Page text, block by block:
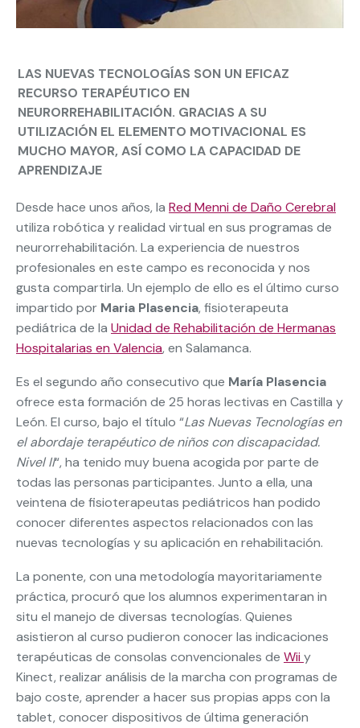
LAS NUEVAS TECNOLOGÍAS SON UN EFICAZ
RECURSO TERAPÉUTICO EN
NEURORREHABILITACIÓN. GRACIAS A SU
UTILIZACIÓN EL ELEMENTO MOTIVACIONAL ES
MUCHO MAYOR, ASÍ COMO LA CAPACIDAD DE
APRENDIZAJE
Desde hace unos años, la Red Menni de Daño Cerebral
utiliza robótica y realidad virtual en sus programas de
neurorrehabilitación. La experiencia de nuestros
profesionales en este campo es reconocida y nos
gusta compartirla. Un ejemplo de ello es el último curso
impartido por Maria Plasencia, fisioterapeuta
pediátrica de la Unidad de Rehabilitación de Hermanas
Hospitalarias en Valencia, en Salamanca.
Es el segundo año consecutivo que María Plasencia
ofrece esta formación de 25 horas lectivas en Castilla y
León. El curso, bajo el título “Las Nuevas Tecnologías en
el abordaje terapéutico de niños con discapacidad.
Nivel II“, ha tenido muy buena acogida por parte de
todas las personas participantes. Junto a ella, una
veintena de fisioterapeutas pediátricos han podido
conocer diferentes aspectos relacionados con las
nuevas tecnologías y su aplicación en rehabilitación.
La ponente, con una metodología mayoritariamente
práctica, procuró que los alumnos experimentaran in
situ el manejo de diversas tecnologías. Quienes
asistieron al curso pudieron conocer las indicaciones
terapéuticas de consolas convencionales de Wii y
Kinect, realizar análisis de la marcha con programas de
bajo coste, aprender a hacer sus propias apps con la
tablet, conocer dispositivos de última generación